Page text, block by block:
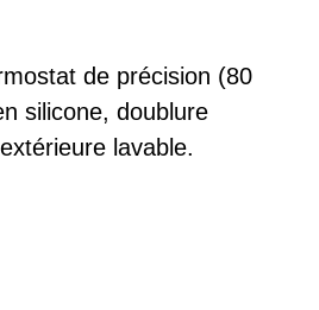
de précision (80
silicone, doublure
lavable.